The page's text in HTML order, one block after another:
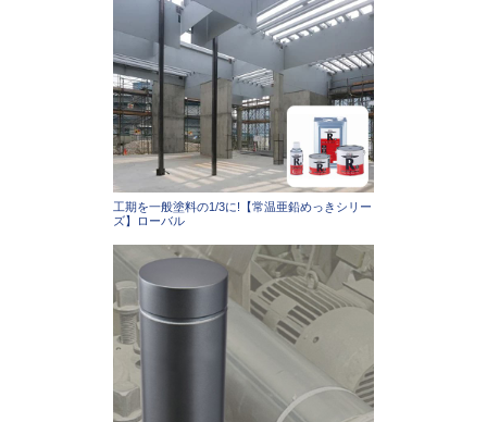
工期を一般塗料の1/3に!【常温亜鉛めっきシリー
ズ】ローバル